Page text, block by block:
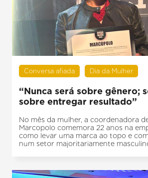
Conversa afiada Dia da Mulher
“Nunca será sobre gênero;
sobre entregar resultado”
No mês da mulher, a coordenadora
Marcopolo comemora 22 anos na
como levar uma marca ao topo e
num setor majoritariamente